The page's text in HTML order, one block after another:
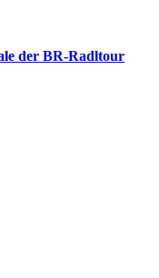
der BR-Radltour